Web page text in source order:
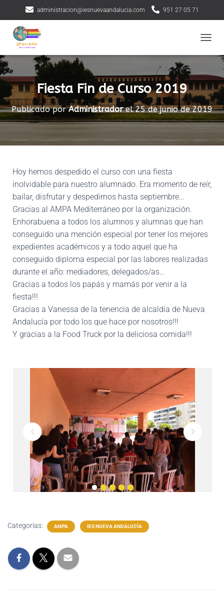
administracion@iesnuevaandalucia.com 951 27 05 71
Fiesta Fin de Curso 2019
Publicado porAdministradorel25 de junio de 2019
Hoy hemos despedido el curso con una fiesta
inolvidable para nuestro alumnado. Era momento de reír,
bailar, disfrutar y despedirnos hasta septiembre…
Gracias al AMPA Mediterráneo por la organización.
Enhorabuena a todos los alumnos y alumnas que han
conseguido una mención especial por tener los mejores
expedientes académicos y a todo aquel que ha
conseguido diploma especial por las labores realizadas
durante el año: mediadores, delegados/as…
Gracias a todos los papás y mamás por venir a la
fiesta!!!
Gracias a Vanessa de la tenencia de alcaldía de Nueva
Andalucía por todo los que hace por nosotros!!!
Y gracias a la Food Truck por la deliciosa comida!!!
Categorías: AMPA IES NUEVA ANDALUCÍA